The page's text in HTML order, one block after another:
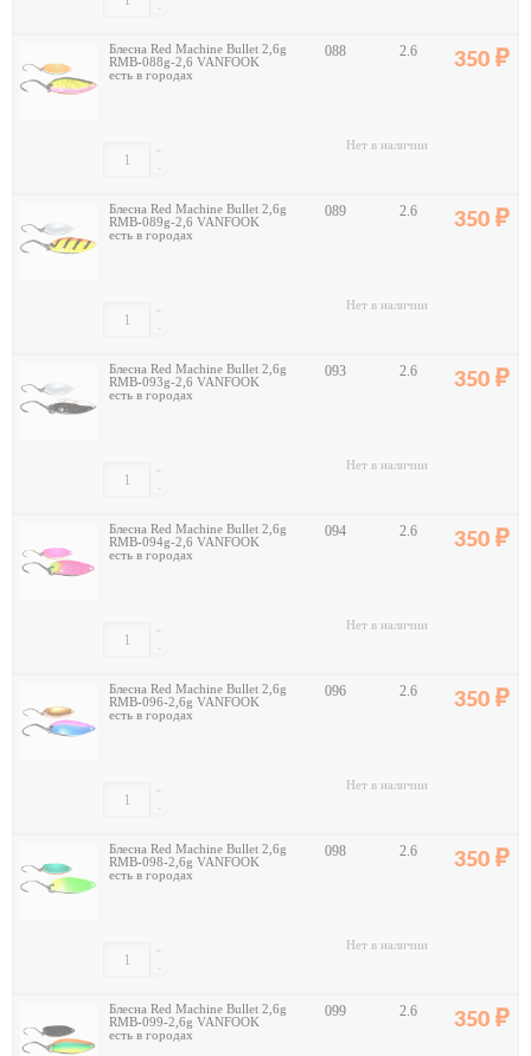
-
Блесна Red Machine Bullet 2,6g
RMB-088g-2,6 VANFOOK
есть в городах
088 2.6 350
-
+ Нет в наличии
Блесна Red Machine Bullet 2,6g
RMB-089g-2,6 VANFOOK
есть в городах
089 2.6 350
-
+ Нет в наличии
Блесна Red Machine Bullet 2,6g
RMB-093g-2,6 VANFOOK
есть в городах
093 2.6 350
-
+ Нет в наличии
Блесна Red Machine Bullet 2,6g
RMB-094g-2,6 VANFOOK
есть в городах
094 2.6 350
-
+ Нет в наличии
Блесна Red Machine Bullet 2,6g
RMB-096-2,6g VANFOOK
есть в городах
096 2.6 350
-
+ Нет в наличии
Блесна Red Machine Bullet 2,6g
RMB-098-2,6g VANFOOK
есть в городах
098 2.6 350
-
+ Нет в наличии
Блесна Red Machine Bullet 2,6g
RMB-099-2,6g VANFOOK
есть в городах
099 2.6 350